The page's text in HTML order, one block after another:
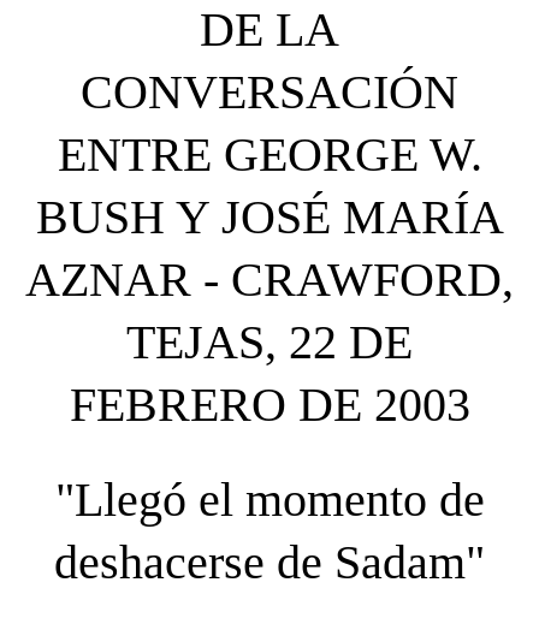
DE LA
CONVERSACIÓN
ENTRE GEORGE W.
BUSH Y JOSÉ MARÍA
AZNAR - CRAWFORD,
TEJAS, 22 DE
FEBRERO DE 2003
"Llegó el momento de
deshacerse de Sadam"